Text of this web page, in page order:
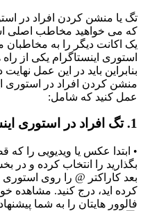
تگ یا منشن کردن افراد در
که می خواهید مخاطب اصلی
یک اکانت دیگر را به مخاطبان
استوری اینستاگرام یکی از راه
بنابراین باید در این عمل
منشن کردن افراد در استوری
عمل کنید که شامل:
1. تگ افراد در استوری اینستاگرام به صورت دستی
• ابتدا عکس یا ویدیویی را که
بگذارید را انتخاب کرده و در
بعد کاراکتر @ را روی
کرده اید، درج کنید. مشاهده
فالوور هایتان را به شما